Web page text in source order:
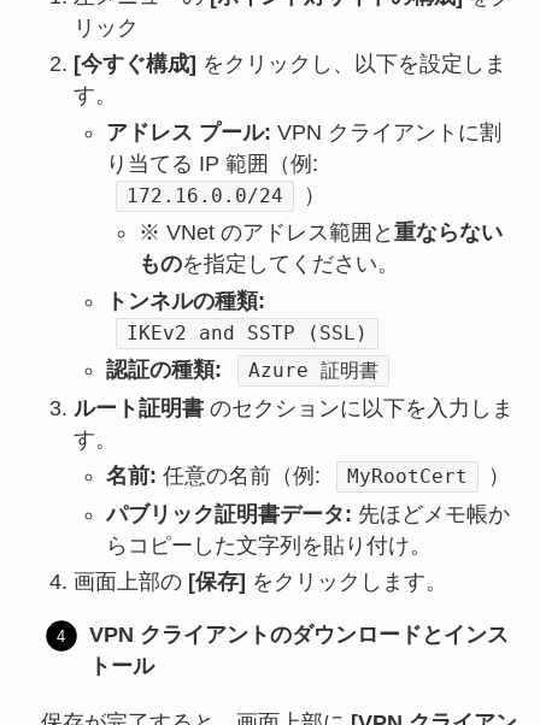
リック
[今すぐ構成] をクリックし、以下を設定しま
す。
アドレス プール: VPN クライアントに割
り当てる IP 範囲（例:
172.16.0.0/24
）
※ VNet のアドレス範囲と 重ならない
ものを指定してください。
トンネルの種類:
IKEv2 and SSTP (SSL)
認証の種類: Azure 証明書
ルート証明書のセクションに以下を入力しま
す。
名前: 任意の名前（例: MyRootCert
）
パブリック証明書データ: 先ほどメモ帳か
らコピーした文字列を貼り付け。
画面上部の [保存] をクリックします。
VPN クライアントのダウンロードとインス
トール